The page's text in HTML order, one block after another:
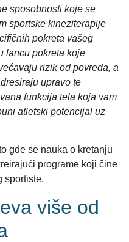
sposobnosti koje se
sportske kineziterapije
pokreta vašeg
lancu pokreta koje
rizik od povreda, a
upravo te
funkcija tela koja vam
atletski potencijal uz
gde se nauka o kretanju
programe koji čine
sportiste.
više od